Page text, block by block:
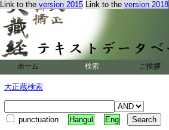
Link to the version 2015 Link to the version 2018
ホーム 検索 ご挨拶
大正蔵検索
punctuation Hangul Eng